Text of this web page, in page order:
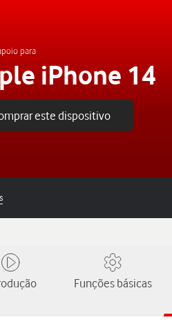
para
iPhone 14
este dispositivo
Funções básicas